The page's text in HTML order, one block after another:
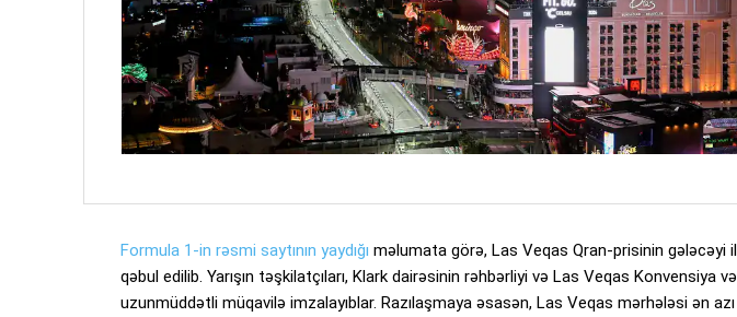
Formula 1-in rəsmi saytının yaydığı məlumata görə, Las Veqas Qran-prisinin gələcəyi
qəbul edilib. Yarışın təşkilatçıları, Klark dairəsinin rəhbərliyi və Las Veqas Konvensiya
uzunmüddətli müqavilə imzalayıblar. Razılaşmaya əsasən, Las Veqas mərhələsi ən